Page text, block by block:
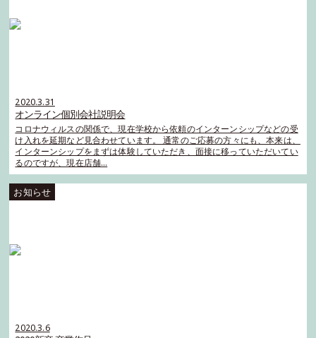
2020.3.31
オンライン個別会社説明会
コロナウィルスの関係で、現在学校から依頼のインターンシップなどの受
け入れを延期など見合わせています。 通常のご応募の方々にも、本来は、
インターンシップをまずは体験していただき、面接に移っていただいてい
るのですが、現在店舗…
2020.3.6